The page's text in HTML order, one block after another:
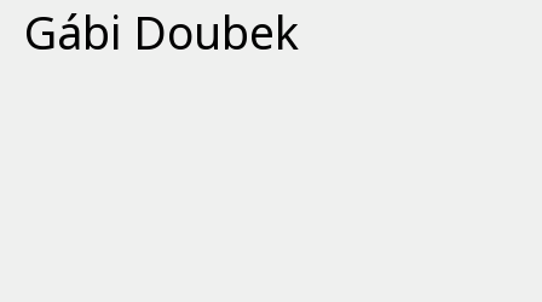
Gábi Doubek